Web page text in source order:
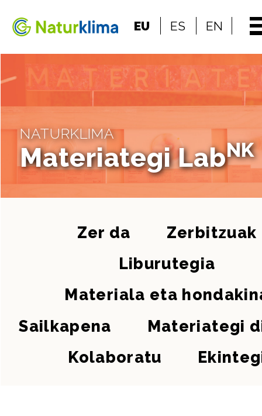
Edukietara jo
EU ES EN
NATURKLIMA
Materiategi LabNK
Zer da
Zerbitzuak
Liburutegia
Materiala eta
Sailkapena
Materiategi
Kolaboratu